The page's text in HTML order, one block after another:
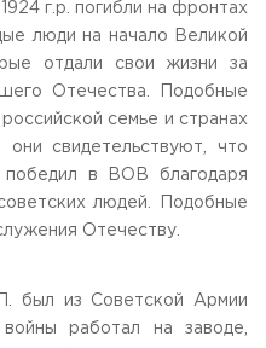
г.р. погибли на фронтах
люди на начало Великой
отдали свои жизни за
Отечества. Подобные
семье и странах
свидетельствуют, что
победил в ВОВ благодаря
людей. Подобные
Отечеству.
был из Советской Армии
работал на заводе,